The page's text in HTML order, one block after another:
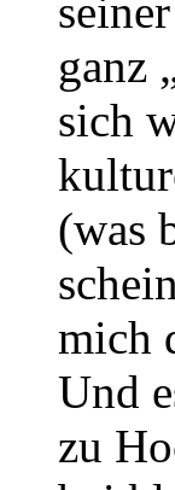
ganz
sich
(was
mich
Und
zu